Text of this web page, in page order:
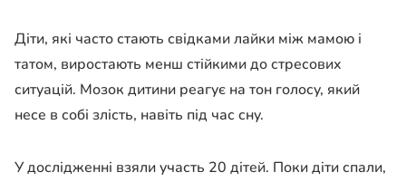
Діти, які часто стають свідками лайки між мамою і
татом, виростають менш стійкими до стресових
ситуацій. Мозок дитини реагує на тон голосу, який
несе в собі злість, навіть під час сну.
У дослідженні взяли участь 20 дітей. Поки діти спали,